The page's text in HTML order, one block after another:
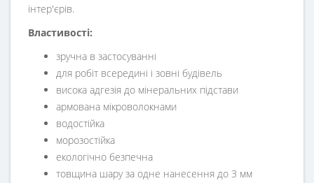
інтер'єрів.
Властивості:
зручна в застосуванні
для робіт всередині і зовні будівель
висока адгезія до мінеральних підстави
армована мікроволокнами
водостійка
морозостійка
екологічно безпечна
товщина шару за одне нанесення до 3 мм